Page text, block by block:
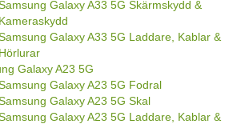
Galaxy A33 5G Skärmskydd &
Kameraskydd
Galaxy A33 5G Laddare, Kablar &
Hörlurar
Galaxy A23 5G
Galaxy A23 5G Fodral
Galaxy A23 5G Skal
Galaxy A23 5G Laddare, Kablar &